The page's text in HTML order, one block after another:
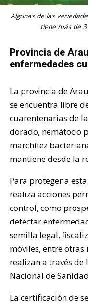
Algunas de las
tiene más de
Provincia de
enfermedades
La provincia de
se encuentra libre
cuarentenarias de
dorado, nemátodo
marchitez
mantiene desde la
Para proteger a
realiza acciones
control, como
detectar
semilla legal,
móviles, entre otras
realizan a través
Nacional de
La certificación de